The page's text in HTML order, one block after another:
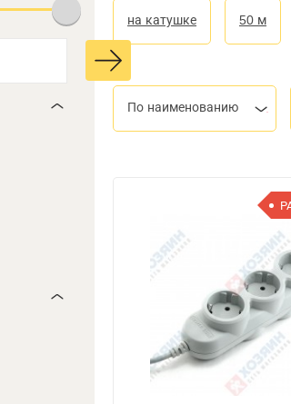
на катушке 50 м
По наименованию